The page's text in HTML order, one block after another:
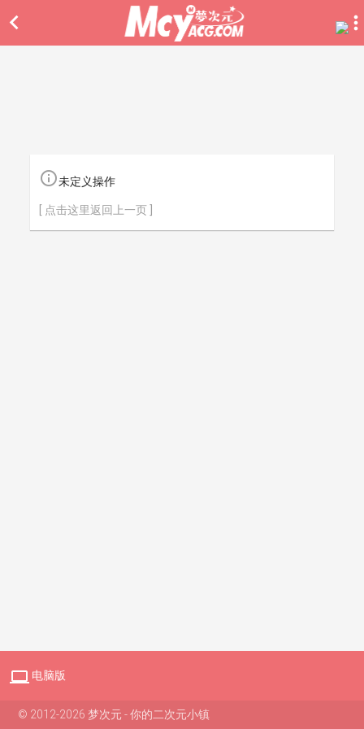

未定义操作
[ 点击这里返回上一页 ]
 电脑版
© 2012-2026 梦次元 - 你的二次元小镇